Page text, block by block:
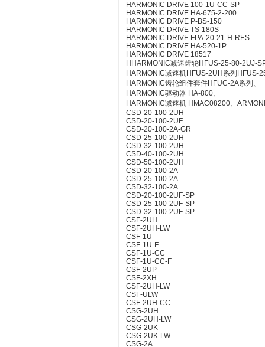
HARMONIC DRIVE 100-1U-CC-SP
HARMONIC DRIVE HA-675-2-200
HARMONIC DRIVE P-BS-150
HARMONIC DRIVE TS-180S
HARMONIC DRIVE FPA-20-21-H-RES
HARMONIC DRIVE HA-520-1P
HARMONIC DRIVE 18517
HHARMONIC减速齿轮HFUS-25-80-2UJ-
HARMONIC减速机HFUS-2UH系列HFUS-
HARMONIC齿轮组件套件HFUC-2A系列、
HARMONIC驱动器 HA-800、
HARMONIC减速机 HMAC08200、
CSD-20-100-2UH
CSD-20-100-2UF
CSD-20-100-2A-GR
CSD-25-100-2UH
CSD-32-100-2UH
CSD-40-100-2UH
CSD-50-100-2UH
CSD-20-100-2A
CSD-25-100-2A
CSD-32-100-2A
CSD-20-100-2UF-SP
CSD-25-100-2UF-SP
CSD-32-100-2UF-SP
CSF-2UH
CSF-2UH-LW
CSF-1U
CSF-1U-F
CSF-1U-CC
CSF-1U-CC-F
CSF-2UP
CSF-2XH
CSF-2UH-LW
CSF-ULW
CSF-2UH-CC
CSG-2UH
CSG-2UH-LW
CSG-2UK
CSG-2UK-LW
CSG-2A